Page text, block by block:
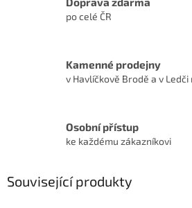
po celé ČR
Kamenné prodejny
v Havlíčkově Brodě a v Ledči
Osobní přístup
ke každému zákazníkovi
Související produkty